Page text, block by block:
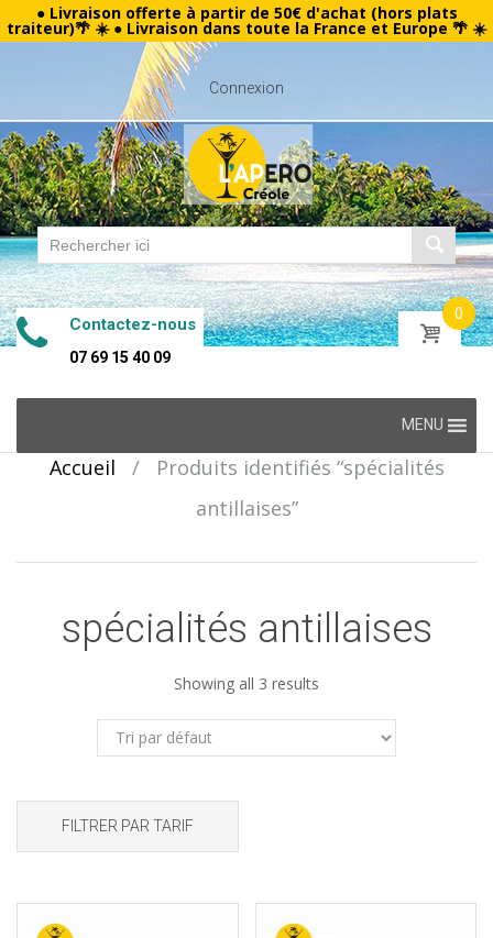
● Livraison offerte à partir de 50€ d'achat (hors plats
traiteur)🌴 ☀️ ● Livraison dans toute la France et Europe 🌴 ☀️
Connexion
Contactez-nous
07 69 15 40 09
0
content
MENU
Accueil /
Produits identifiés “spécialités
antillaises”
spécialités antillaises
Showing all 3 results
FILTRER PAR TARIF